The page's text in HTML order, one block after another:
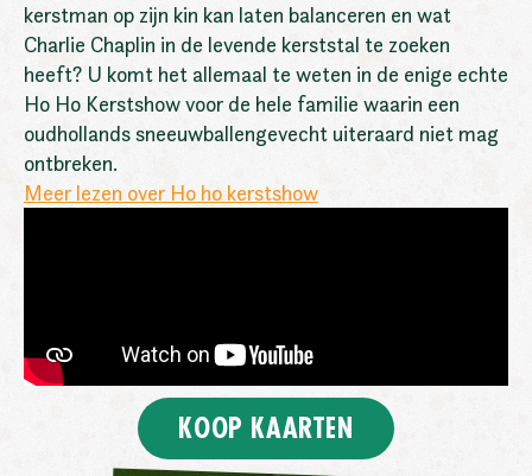
kerstman op zijn kin kan laten balanceren en wat
Charlie Chaplin in de levende kerststal te zoeken
heeft? U komt het allemaal te weten in de enige echte
Ho Ho Kerstshow voor de hele familie waarin een
oudhollands sneeuwballengevecht uiteraard niet mag
ontbreken.
Meer lezen over Ho ho kerstshow
KOOP KAARTEN